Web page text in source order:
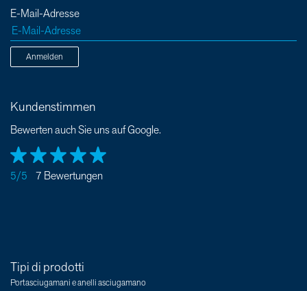
E-Mail-Adresse
Anmelden
Kundenstimmen
Bewerten auch Sie uns auf Google.
5/5 7 Bewertungen
Tipi di prodotti
Portasciugamani e anelli asciugamano